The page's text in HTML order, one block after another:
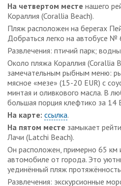
На четвертом месте нашего
Кораллия (Corallia Beach).
Пляж расположен на берегах
Добраться легко на автобусе №
Развлечения: птичий парк;
Около пляжа Кораллия (Corallia
замечательным рыбным меню:
мясное «мезе» (15-20 EUR) с
минтая и оливкового масла. В
большая порция клефтико за 14
На карте: ссылка.
На пятом месте замыкает
Лачи (Latchi Beach).
Он расположен, примерно 65 км
автомобиле от города. Это
уединённый пляж
Развлечения: экскурсионные